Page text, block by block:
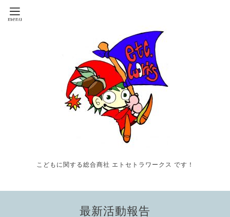
こどもに関する総合商社 エトセトラワークス です！
最新活動報告